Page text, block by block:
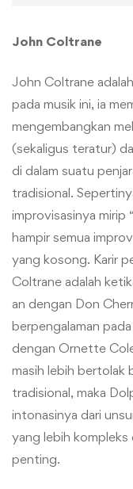
John Coltrane
John Coltrane
pada musik ini, ia
mengembangkan
(sekaligus teratur)
di dalam suatu
tradisional.
improvisasinya mirip
hampir semua
yang kosong. Karir
Coltrane adalah
an dengan Don
berpengalaman
dengan Ornette
masih lebih bertolak
tradisional, maka
intonasinya dari
yang lebih kompleks
penting.